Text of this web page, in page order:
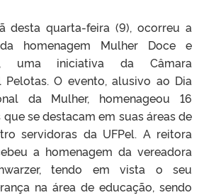
desta quarta-feira (9), ocorreu a
homenagem Mulher Doce e
uma iniciativa da Câmara
Pelotas. O evento, alusivo ao Dia
da Mulher, homenageou 16
se destacam em suas áreas de
servidoras da UFPel. A reitora
a homenagem da vereadora
tendo em vista o seu
na área de educação, sendo